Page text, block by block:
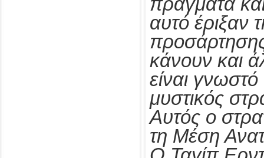
αυτό έριξαν
κάνουν και
είναι γνωστό
μυστικός
Αυτός ο
τη Μέση